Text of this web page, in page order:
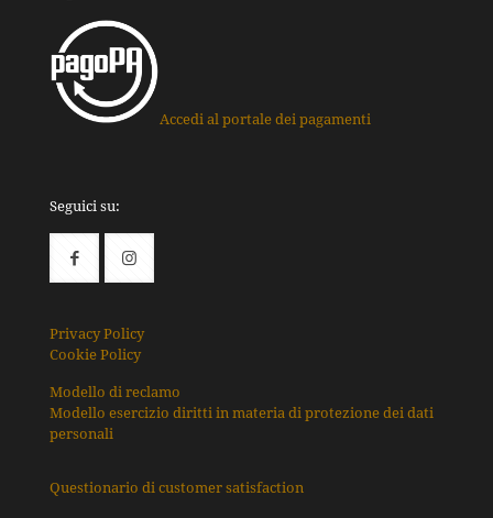
Accedi al portale dei pagamenti
Seguici su:
Privacy Policy
Cookie Policy
Modello di reclamo
Modello esercizio diritti in materia di protezione dei dati
personali
Questionario di customer satisfaction